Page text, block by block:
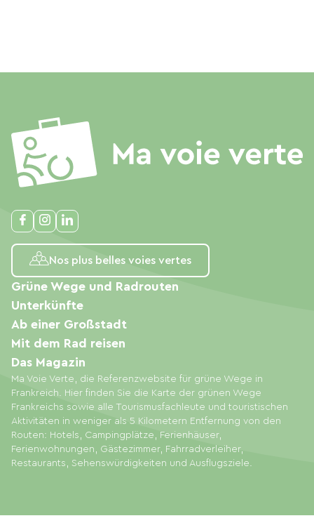
Nos plus belles voies vertes
Ma Voie Verte, die Referenzwebsite für grüne Wege in
Frankreich. Hier finden Sie die Karte der grünen Wege
Frankreichs sowie alle Tourismusfachleute und touristischen
Aktivitäten in weniger als 5 Kilometern Entfernung von den
Routen: Hotels, Campingplätze, Ferienhäuser,
Ferienwohnungen, Gästezimmer, Fahrradverleiher,
Restaurants, Sehenswürdigkeiten und Ausflugsziele.
Grüne Wege und Radrouten
Unterkünfte
Ab einer Großstadt
Mit dem Rad reisen
Das Magazin